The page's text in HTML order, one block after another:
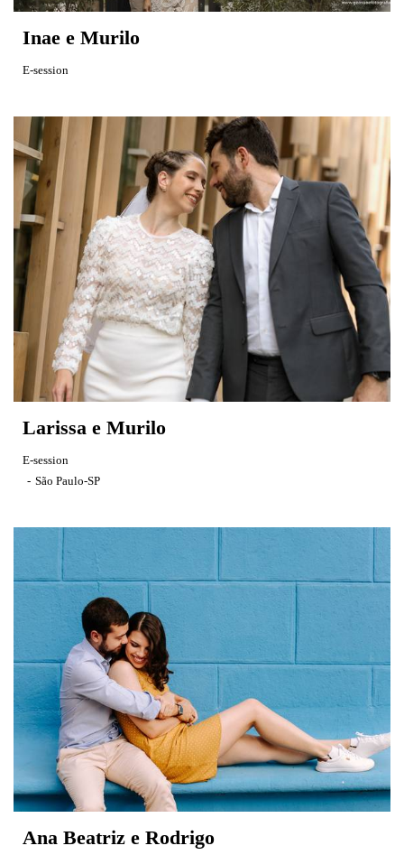
Inae e Murilo
E-session
Larissa e Murilo
E-session
São Paulo-SP
Ana Beatriz e Rodrigo